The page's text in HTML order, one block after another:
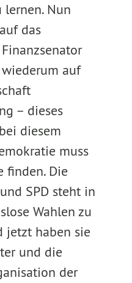
lernen. Nun
das
auf
– dieses
diesem
muss
finden. Die
SPD steht in
Wahlen zu
jetzt haben sie
und die
der